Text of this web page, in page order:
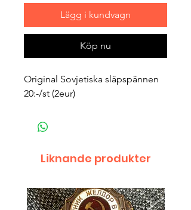
Lägg i kundvagn
Köp nu
Original Sovjetiska släpspännen
20:-/st (2eur)
Liknande produkter